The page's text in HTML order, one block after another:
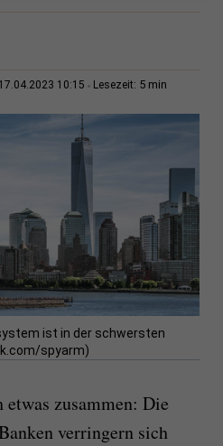
10:15 Lesezeit: 5 min
ist in der schwersten
spyarm)
zusammen: Die
verringern sich